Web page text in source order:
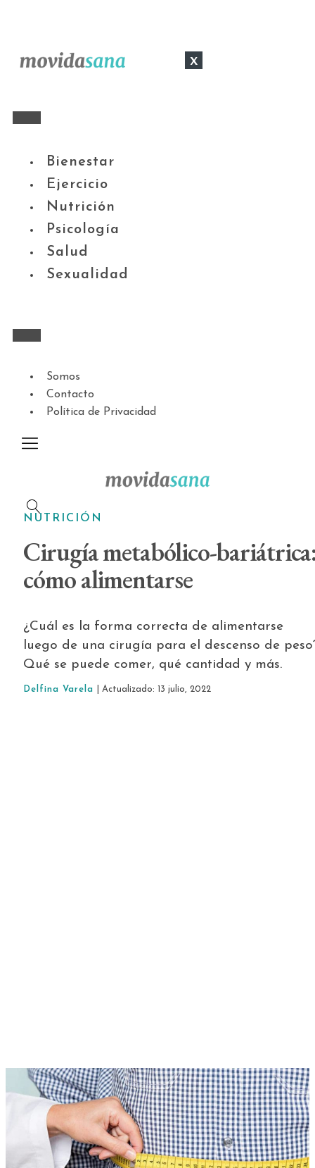
x
Bienestar
Ejercicio
Nutrición
Psicología
Salud
Sexualidad
Somos
Contacto
Política de Privacidad
NUTRICIÓN
Cirugía metabólico-
cómo alimentarse
¿Cuál es la forma correcta de alimentarse
luego de una cirugía para el descenso de
Qué se puede comer, qué cantidad y más.
Delfina Varela | Actualizado: 13 julio, 2022